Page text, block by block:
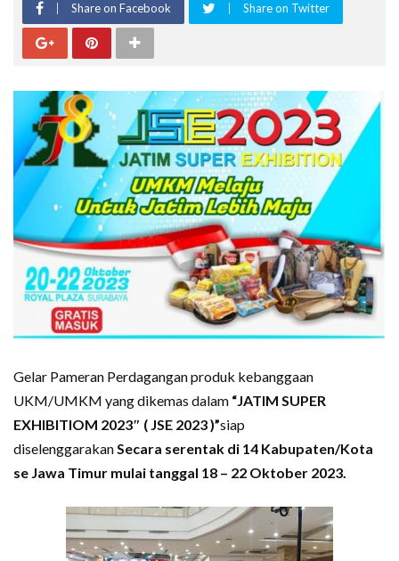
Share on Facebook Share on Twitter
Gelar Pameran Perdagangan produk kebanggaan
UKM/UMKM yang dikemas dalam “JATIM SUPER
EXHIBITIOM 2023″ ( JSE 2023 )”siap
diselenggarakanSecara serentak di 14 Kabupaten/Kota
se Jawa Timur mulai tanggal 18 – 22 Oktober 2023.